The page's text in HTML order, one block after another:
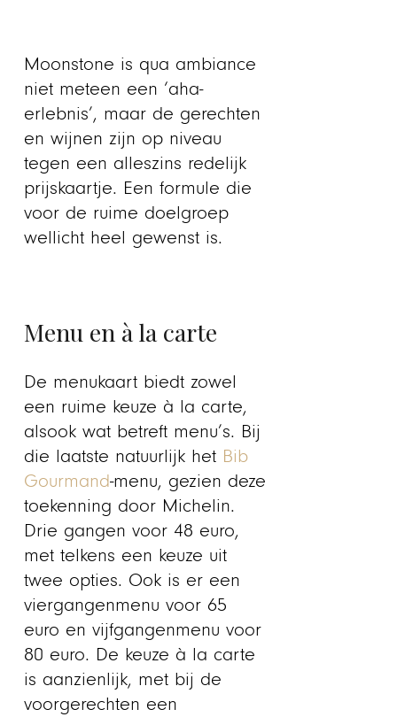
Moonstone is qua ambiance
niet meteen een ‘aha-
erlebnis’, maar de gerechten
en wijnen zijn op niveau
tegen een alleszins redelijk
prijskaartje. Een formule die
voor de ruime doelgroep
wellicht heel gewenst is.
Menu en à la carte
De menukaart biedt zowel
een ruime keuze à la carte,
alsook wat betreft menu’s. Bij
die laatste natuurlijk het Bib
Gourmand-menu, gezien deze
toekenning door Michelin.
Drie gangen voor 48 euro,
met telkens een keuze uit
twee opties. Ook is er een
viergangenmenu voor 65
euro en vijfgangenmenu voor
80 euro. De keuze à la carte
is aanzienlijk, met bij de
voorgerechten een